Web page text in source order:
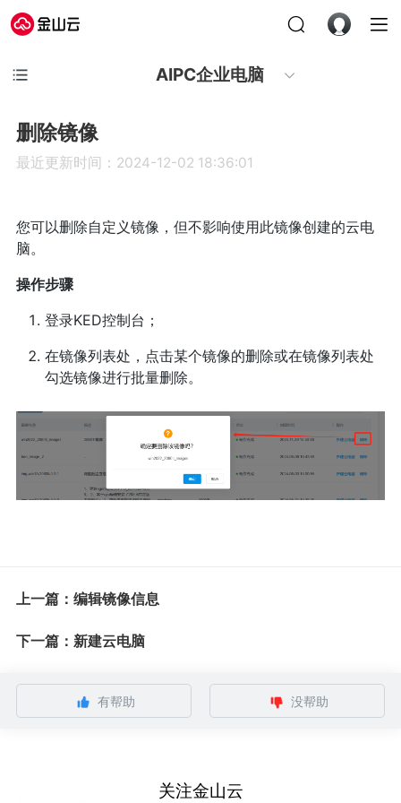
AIPC企业电脑
删除镜像
最近更新时间：2024-12-02 18:36:01
您可以删除自定义镜像，但不影响使用此镜像创建的云电
脑。
操作步骤
登录KED控制台；
在镜像列表处，点击某个镜像的删除或在镜像列表处
勾选镜像进行批量删除。
上一篇：编辑镜像信息
下一篇：新建云电脑
有帮助 没帮助
关注金山云